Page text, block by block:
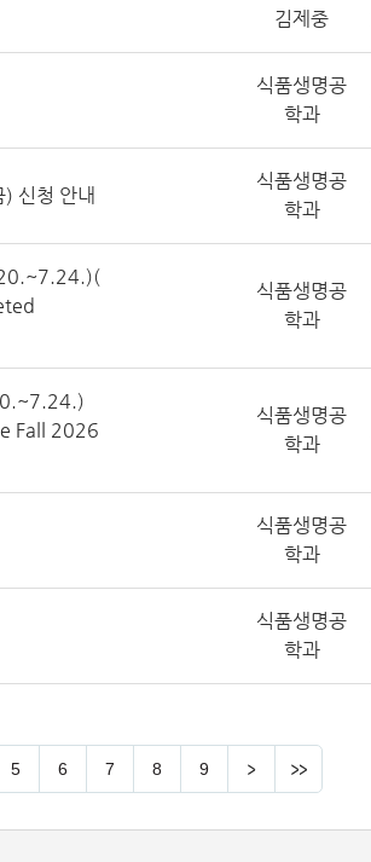
김제중
식품생명공
학과
신청 안내
식품생명공
학과
식품생명공
학과
Fall 2026
식품생명공
학과
식품생명공
학과
식품생명공
학과
5 6 7 8 9